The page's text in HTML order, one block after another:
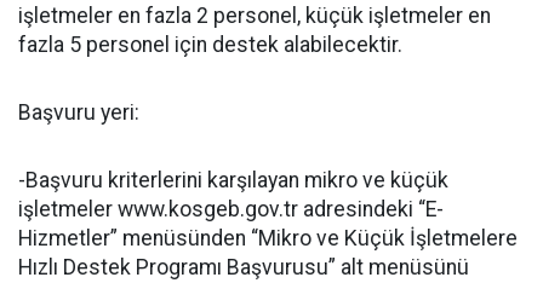
işletmeler en fazla 2 personel, küçük işletmeler en
fazla 5 personel için destek alabilecektir.
Başvuru yeri:
-Başvuru kriterlerini karşılayan mikro ve küçük
işletmeler www.kosgeb.gov.tr adresindeki “E-
Hizmetler” menüsünden “Mikro ve Küçük İşletmelere
Hızlı Destek Programı Başvurusu” alt menüsünü